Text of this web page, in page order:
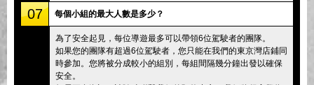
07 每個小組的最大人數是多少？
為了安全起見，每位導遊最多可以帶領6位駕駛者的團隊。
如果您的團隊有超過6位駕駛者，您只能在我們的東京灣店鋪同
時參加。您將被分成較小的組別，每組間隔幾分鐘出發以確保
安全。